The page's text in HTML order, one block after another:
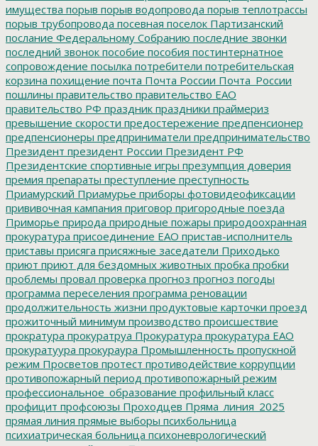
имущества порыв порыв водопровода порыв теплотрассы
порыв трубопровода посевная поселок Партизанский
послание Федеральному Собранию последние звонки
последний звонок пособие пособия постинтернатное
сопровождение посылка потребители потребительская
корзина похищение почта Почта России Почта_России
пошлины правительство правительство ЕАО
правительство РФ праздник праздники праймериз
превышение скорости предостережение предпенсионер
предпенсионеры предприниматели предпринимательство
Президент президент России Президент РФ
Президентские спортивные игры презумпция доверия
премия препараты преступление преступность
Приамурский Приамурье приборы фотовидеофиксации
прививочная кампания приговор пригородные поезда
Приморье природа природные пожары природоохранная
прокуратура присоединение ЕАО пристав-исполнитель
приставы присяга присяжные заседатели Приходько
приют приют для бездомных животных пробка пробки
проблемы провал проверка прогноз прогноз погоды
программа переселения программа реновации
продолжительность жизни продуктовые карточки проезд
прожиточный минимум производство происшествие
прократура прокуратруа Прокуратура прокуратура ЕАО
прокуратуура прокураура Промышленность пропускной
режим Просветов протест противодействие коррупции
противопожарный период противопожарный режим
профессиональное_образование профильный класс
профицит профсоюзы Проходцев Пряма_линия_2025
прямая линия прямые выборы психбольница
психиатрическая больница психоневрологический